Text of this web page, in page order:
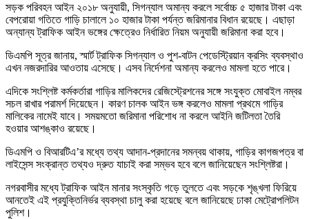
সড়ক পরিবহন আইন ২০১৮ অনুযায়ী, সিগন্যাল অমান্য করলে সর্বোচ্চ ৫ হাজার টাকা এবং
বেপরোয়া গতিতে গাড়ি চালালে ১০ হাজার টাকা পর্যন্ত জরিমানার বিধান রয়েছে। এছাড়া
অন্যান্য ট্রাফিক আইন ভঙ্গের ক্ষেত্রেও নির্ধারিত নিয়ম অনুযায়ী জরিমানা করা হবে।
ডিএমপি সূত্র জানায়, স্মার্ট ট্রাফিক সিগন্যাল ও পুশ-বাটন পেডেস্ট্রিয়ান ক্রসিং ব্যবস্থাও
এখন নজরদারির আওতায় এসেছে। এসব নির্দেশনা অমান্য করলেও মামলা হতে পারে।
এদিকে সংশ্লিষ্ট কর্মকর্তারা গাড়ির মালিকদের রেজিস্ট্রেশনের সঙ্গে সংযুক্ত মোবাইল নম্বর
সচল রাখার পরামর্শ দিয়েছেন। কারণ চালক আইন ভঙ্গ করলেও মামলা প্রথমে গাড়ির
মালিকের নামেই যাবে। সময়মতো জরিমানা পরিশোধ না করলে আইনি জটিলতা তৈরি
হওয়ার আশঙ্কাও রয়েছে।
ডিএমপি ও বিআরটিএ’র মধ্যে তথ্য আদান-প্রদানের সমন্বয় থাকায়, গাড়ির কাগজপত্র বা
লাইসেন্স সংক্রান্ত তথ্যও দ্রুত যাচাই করা সম্ভব হবে বলে জানিয়েছেন সংশ্লিষ্টরা।
নগরবাসীর মধ্যে ট্রাফিক আইন মানার সংস্কৃতি গড়ে তুলতে এবং সড়কে শৃঙ্খলা ফিরিয়ে
আনতেই এই প্রযুক্তিনির্ভর ব্যবস্থা চালু করা হয়েছে বলে জানিয়েছে ঢাকা মেট্রোপলিটন
পুলিশ।